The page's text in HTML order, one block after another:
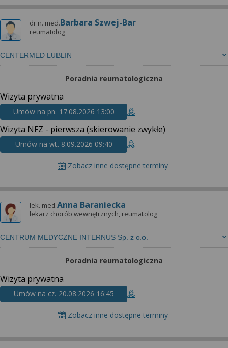
dr n. med.Barbara Szwej-Bar
reumatolog
CENTERMED LUBLIN
Poradnia reumatologiczna
Wizyta prywatna
Umów na pn. 17.08.2026 13:00
Wizyta NFZ - pierwsza (skierowanie zwykłe)
Umów na wt. 8.09.2026 09:40
Zobacz inne dostępne terminy
lek. med.Anna Baraniecka
lekarz chorób wewnętrznych, reumatolog
CENTRUM MEDYCZNE INTERNUS Sp. z o.o.
Poradnia reumatologiczna
Wizyta prywatna
Umów na cz. 20.08.2026 16:45
Zobacz inne dostępne terminy
możesz też wycofać zgodę na przetwarzanie Twoich
danych tylko w niektórych celach. Jeżeli chcesz
dowiedzieć się więcej lub chcesz przeprowadzić
za pomocą „Ustawień zaawansowanych”.
Więcej informacji na temat wykorzystywania
znajdziesz w Regulaminie Serwisu.